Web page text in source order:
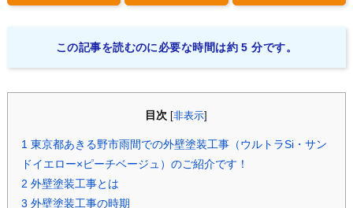
この記事を読むのに必要な時間は約 5 分です。
目次 [非表示
1東京都あきる野市雨間での外壁塗装工事（ウルトラSi・サン
ドイエロー×ピーチベージュ）のご紹介です！
2 外壁塗装工事とは
3 外壁塗装工事の時期